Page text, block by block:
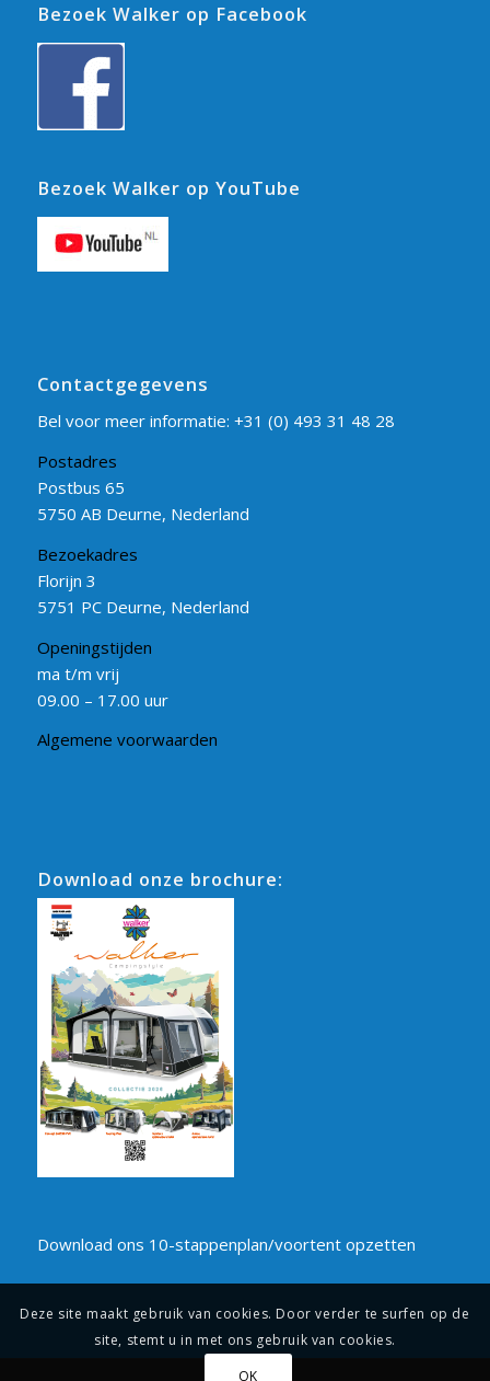
Bezoek Walker op Facebook
Bezoek Walker op YouTube
Contactgegevens
Bel voor meer informatie: +31 (0) 493 31 48 28
Postadres
Postbus 65
5750 AB Deurne, Nederland
Bezoekadres
Florijn 3
5751 PC Deurne, Nederland
Openingstijden
ma t/m vrij
09.00 – 17.00 uur
Algemene voorwaarden
Download onze brochure:
Download ons 10-stappenplan/voortent opzetten
Deze site maakt gebruik van cookies. Door verder te surfen op de
site, stemt u in met ons gebruik van cookies.
OK